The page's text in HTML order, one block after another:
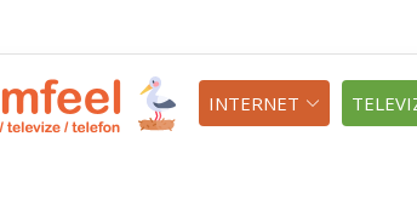
INTERNET